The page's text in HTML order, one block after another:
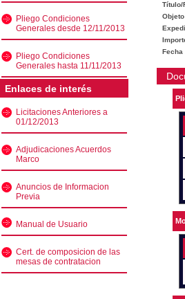
Pliego Condiciones
Generales desde 12/11/2013
Pliego Condiciones
Generales hasta 11/11/2013
Enlaces de interés
Licitaciones Anteriores a
01/12/2013
Adjudicaciones Acuerdos
Marco
Anuncios de Informacion
Previa
Manual de Usuario
Cert. de composicion de las
mesas de contratacion
Título/
Objeto
Fecha